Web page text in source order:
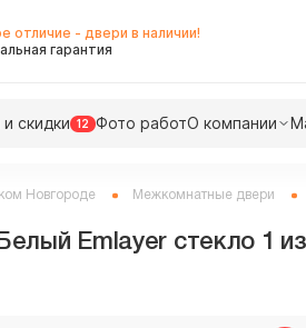
отличие - двери в наличии!
гарантия
скидки 12 Фото работО компании
Новгороде Межкомнатные двери
Emlayer стекло 1